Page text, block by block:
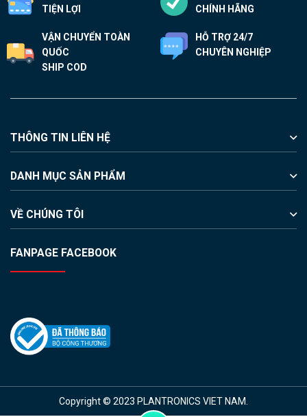
TIỆN LỢI
CHÍNH HÃNG
VẬN CHUYỂN TOÀN
QUỐC
SHIP COD
HỖ TRỢ 24/7
CHUYÊN NGHIỆP
THÔNG TIN LIÊN HỆ
DANH MỤC SẢN PHẨM
VỀ CHÚNG TÔI
FANPAGE FACEBOOK
Copyright © 2023 PLANTRONICS VIET NAM.